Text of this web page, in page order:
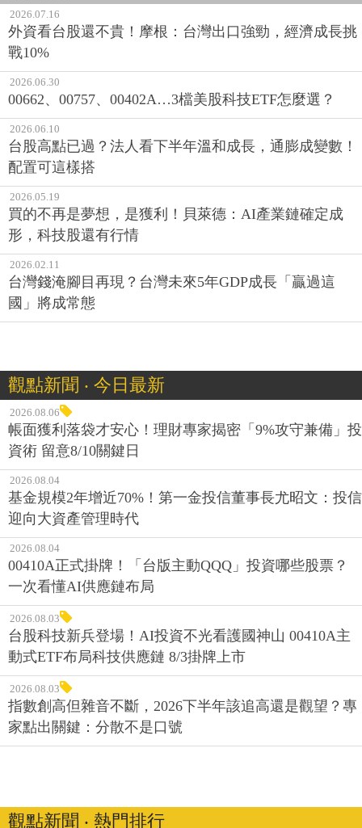
2026.07.16
外資看台股還不貴！摩根：台灣出口強勁，經濟成長挑
戰10%
2026.06.30
00662、00757、00402A…3檔美股科技ETF怎麼選？
2026.06.10
台股高點已過？法人看下半年溫和成長，通膨成變數！
配置可這樣搭
2026.05.19
買的不再是夢想，是獲利！貝萊德：AI產業鏈確定成
形，科技股還有行情
2026.02.11
台灣錢淹腳目再現？台灣未來5年GDP成長「贏過這
國」將成常態
觀點新聞 ‧ 今日最新
2026.08.06
帳面獲利落袋才安心！理財專家揭密「9%攻守兼備」投
資術 留意8/10關鍵日
2026.08.04
基金規模2年增近70%！第一金投信董事長尤昭文：投信
迎向大資產管理時代
2026.08.04
00410A正式掛牌！「台版主動QQQ」投資哪些股票？
一次看懂AI供應鏈布局
2026.08.03
台股科技新兵登場！AI投資不光看護國神山 00410A主
動式ETF布局科技供應鏈 8/3掛牌上市
2026.08.03
指數創高但雜音不斷，2026下半年該追高還是觀望？專
家點出關鍵：分散不是口號
觀點新聞 ‧ 熱門排行